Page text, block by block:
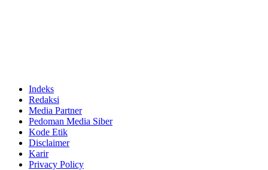
Indeks
Redaksi
Media Partner
Pedoman Media Siber
Kode Etik
Disclaimer
Karir
Privacy Policy